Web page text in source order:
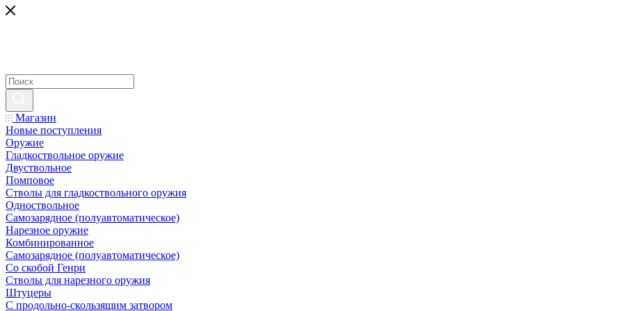
Магазин
Новые поступления
Оружие
Гладкоствольное оружие
Двуствольное
Помповое
Стволы для гладкоствольного оружия
Одноствольное
Самозарядное (полуавтоматическое)
Нарезное оружие
Комбинированное
Самозарядное (полуавтоматическое)
Со скобой Генри
Стволы для нарезного оружия
Штуцеры
С продольно-скользящим затвором